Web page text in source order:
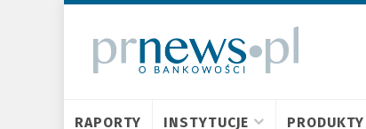
RAPORTY INSTYTUCJE PRODUKTY